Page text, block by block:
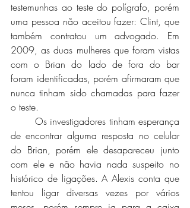
testemunhas ao teste do polígrafo, porém
uma pessoa não aceitou fazer: Clint, que
também contratou um advogado. Em
2009, as duas mulheres que foram vistas
com o Brian do lado de fora do bar
foram identificadas, porém afirmaram que
nunca tinham sido chamadas para fazer
o teste.
de encontrar alguma resposta no celular
do Brian, porém ele desapareceu junto
com ele e não havia nada suspeito no
histórico de ligações. A Alexis conta que
tentou ligar diversas vezes por vários